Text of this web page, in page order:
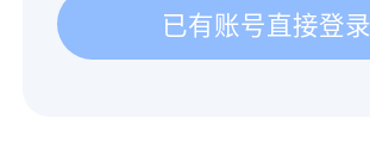
已有账号直接登录